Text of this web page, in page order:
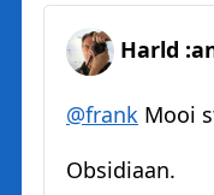
Harld
@frank Mooi
Obsidiaan.